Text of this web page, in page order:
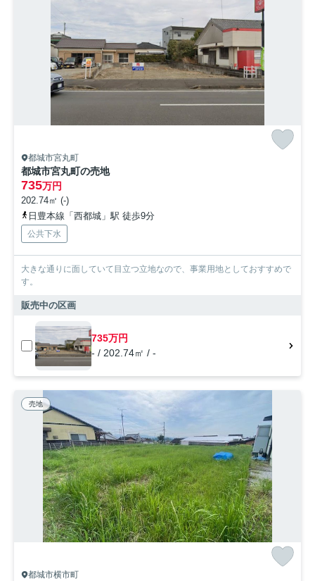
都城市宮丸町
都城市宮丸町の売地
735万円
202.74㎡ (-)
日豊本線「西都城」駅 徒歩9分
公共下水
大きな通りに面していて目立つ立地なので、事業用地としておすすめで
す。
販売中の区画
735万円
- / 202.74㎡ / -
売地
都城市横市町